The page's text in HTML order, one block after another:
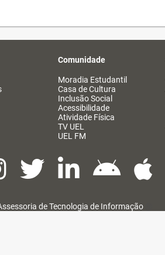
Comunidade
Moradia Estudantil
Casa de Cultura
Inclusão Social
Acessibilidade
Atividade Física
TV UEL
UEL FM
de Tecnologia de Informação